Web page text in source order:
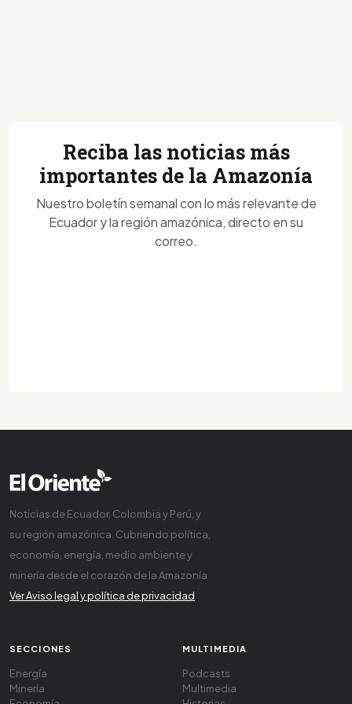
Reciba las noticias más
importantes de la Amazonía
Nuestro boletín semanal con lo más relevante de
Ecuador y la región amazónica, directo en su
correo.
Noticias de Ecuador, Colombia y Perú, y
su región amazónica. Cubriendo política,
economía, energía, medio ambiente y
minería desde el corazón de la Amazonía
Ver Aviso legal y política de privacidad
SECCIONES
Energía
Minería
MULTIMEDIA
Podcasts
Multimedia